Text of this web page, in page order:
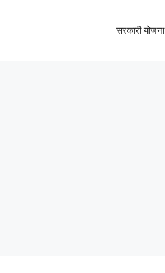
सरकारी योजना